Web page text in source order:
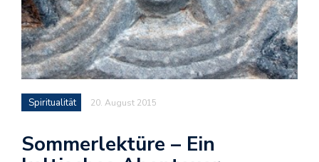
Spiritualität 20. August 2015
Sommerlektüre – Ein